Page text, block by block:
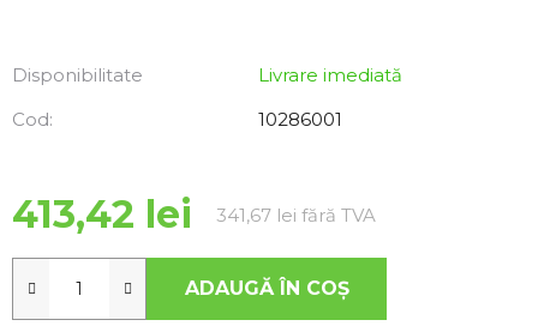
Disponibilitate
Livrare imediată
Cod:
10286001
413,42 lei 341,67 lei fără TVA
ADAUGĂ ÎN COŞ